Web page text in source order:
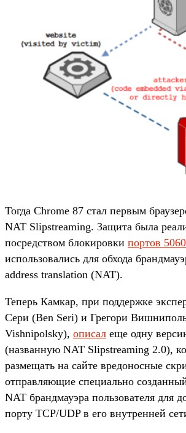
Тогда Chrome 87 стал первым
NAT Slipstreaming. Защита была
посредством блокировки портов
использовались для обхода
address translation (NAT).
Теперь Камкар, при поддержке
Сери (Ben Seri) и Грегори
Vishnipolsky), описал еще одну
(названную NAT Slipstreaming 2.0),
размещать на сайте вредоносные
отправляющие специально
NAT брандмауэра пользователя для
порту TCP/UDP в его внутренней